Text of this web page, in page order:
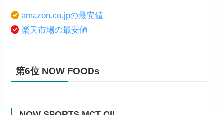
amazon.co.jpの最安値
楽天市場の最安値
第6位 NOW FOODs